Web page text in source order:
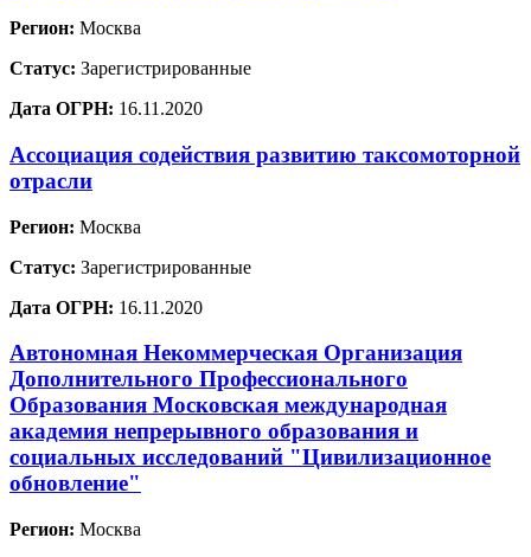
Регион: Москва
Статус: Зарегистрированные
Дата ОГРН: 16.11.2020
Ассоциация содействия развитию таксомоторной
отрасли
Регион: Москва
Статус: Зарегистрированные
Дата ОГРН: 16.11.2020
Автономная Некоммерческая Организация
Дополнительного Профессионального
Образования Московская международная
академия непрерывного образования и
социальных исследований "Цивилизационное
обновление"
Регион: Москва